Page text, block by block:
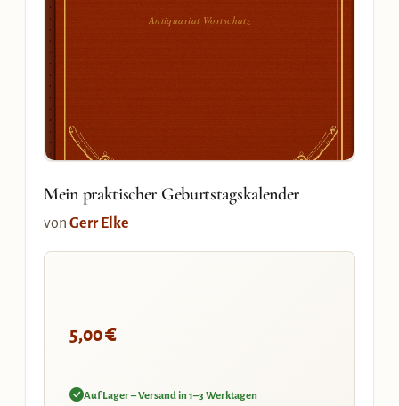
Antiquariat Wortschatz
Mein praktischer Geburtstagskalender
von Gerr Elke
5,00€
Auf Lager – Versand in 1–3 Werktagen